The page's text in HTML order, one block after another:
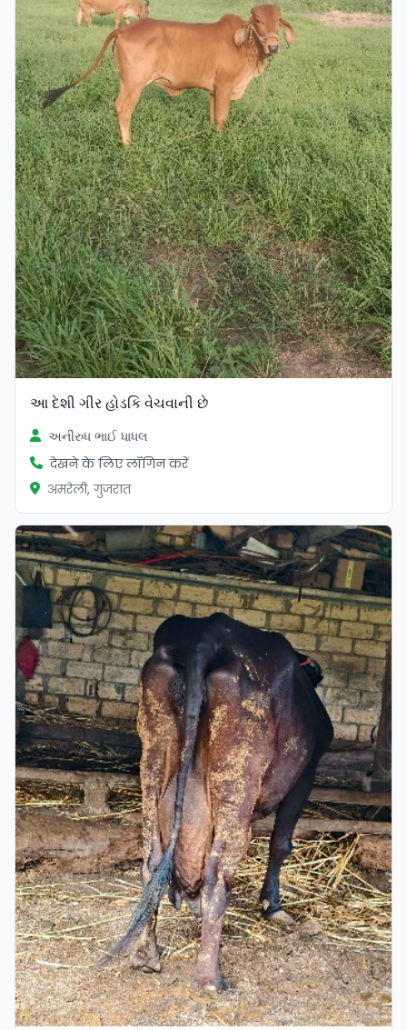
આ દેશી ગીર હોડકિ વેચવાની છે
અનીરુધ ભાઈ ધાધલ
देखने के लिए लॉगिन करें
अमरेली, गुजरात